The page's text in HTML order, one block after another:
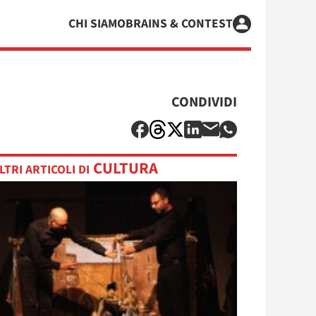
CHI SIAMOBRAINS & CONTEST
CONDIVIDI
ARTICOLI DI CULTURA